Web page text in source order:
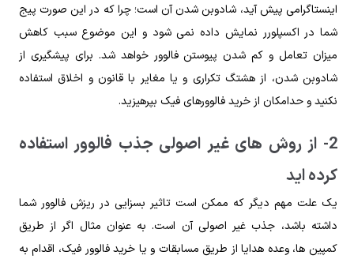
اینستاگرامی پیش آید، شادوبن شدن آن است؛ چرا که در این صورت پیج
شما در اکسپلورر نمایش داده نمی شود و این موضوع سبب کاهش
میزان تعامل و کم شدن پیوستن فالوور خواهد شد. برای پیشگیری از
شادوبن شدن، از هشتگ تکراری و یا مغایر با قانون و اخلاق استفاده
نکنید و حدامکان از خرید فالوورهای فیک بپرهیزید.
2- از روش های غیر اصولی جذب فالوور استفاده
کرده اید
یک علت مهم دیگر که ممکن است تاثیر بسزایی در ریزش فالوور شما
داشته باشد، جذب غیر اصولی آن است. به عنوان مثال اگر از طریق
کمپین ها، وعده هدایا از طریق مسابقات و یا خرید فالوور فیک، اقدام به